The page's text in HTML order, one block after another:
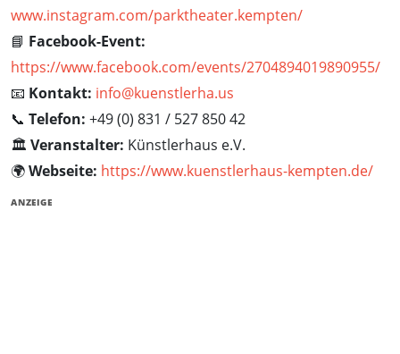
www.instagram.com/parktheater.kempten/
📘 Facebook-Event:
https://www.facebook.com/events/2704894019890955/
📧 Kontakt: info@kuenstlerha.us
📞 Telefon: +49 (0) 831 / 527 850 42
🏛️ Veranstalter: Künstlerhaus e.V.
🌍Webseite: https://www.kuenstlerhaus-kempten.de/
ANZEIGE